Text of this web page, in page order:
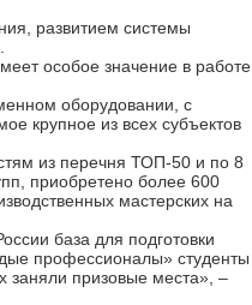
развитием системы
особое значение в работе
оборудовании, с
крупное из всех субъектов
из перечня ТОП-50 и по 8
приобретено более 600
мастерских на
база для подготовки
профессионалы» студенты
заняли призовые места», –